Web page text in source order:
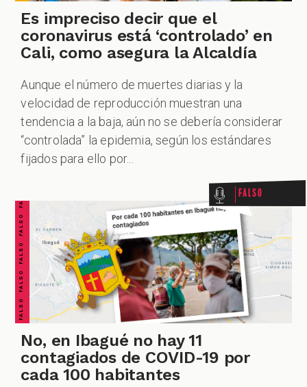
Es impreciso decir que el
coronavirus está ‘controlado’ en
Cali, como asegura la Alcaldía
Aunque el número de muertes diarias y la
velocidad de reproducción muestran una
tendencia a la baja, aún no se debería considerar
“controlada” la epidemia, según los estándares
fijados para ello por...
FALSO FALSO FALSO FALSO FALSO FALSO FALSO Falso
No, en Ibagué no hay 11
contagiados de COVID-19 por
cada 100 habitantes